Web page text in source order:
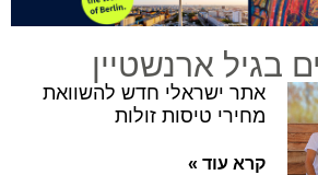
בגיל ארנשטיין
אתר ישראלי חדש להשוואת
מחירי טיסות זולות
קרא עוד »